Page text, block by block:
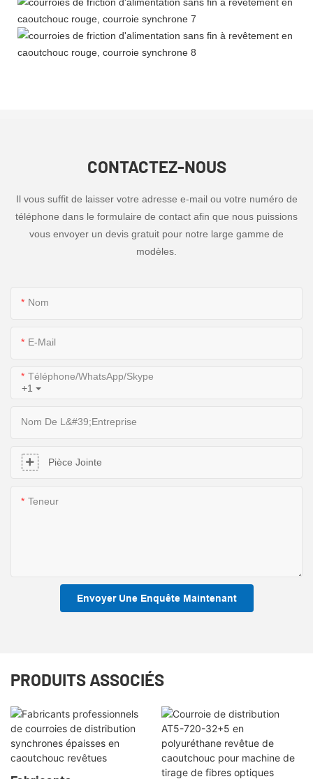
CONTACTEZ-NOUS
Il vous suffit de laisser votre adresse e-mail ou votre numéro de
téléphone dans le formulaire de contact afin que nous puissions
vous envoyer un devis gratuit pour notre large gamme de
modèles.
Nom
E-Mail
+1
Téléphone/WhatsApp/Skype
Nom De L&#39;entreprise
Pièce Jointe
Teneur
Envoyer Une Enquête Maintenant
PRODUITS ASSOCIÉS